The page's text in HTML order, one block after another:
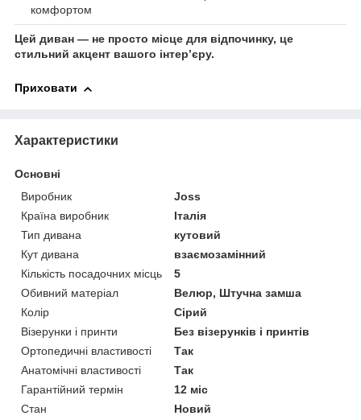
комфортом
Цей диван — не просто місце для відпочинку, це
стильний акцент вашого інтер’єру.
Приховати
Характеристики
Основні
Виробник
Joss
Країна виробник
Італія
Тип дивана
кутовий
Кут дивана
взаємозамінний
Кількість посадочних місць
5
Обивний матеріал
Велюр, Штучна замша
Колір
Сірий
Візерунки і принти
Без візерунків і принтів
Ортопедичні властивості
Так
Анатомічні властивості
Так
Гарантійний термін
12 міс
Стан
Новий